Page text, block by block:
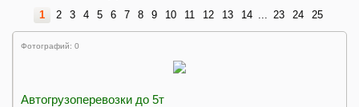
1 2 3 4 5 6 7 8 9 10 11 12 13 14 ... 23 24 25
Фотографий: 0
Автогрузоперевозки до 5т